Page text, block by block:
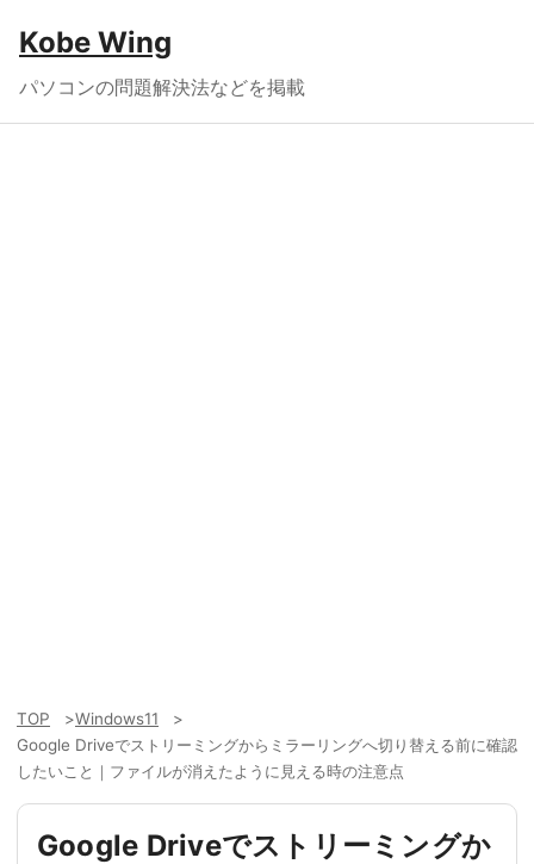
Kobe Wing
パソコンの問題解決法などを掲載
TOP
Windows11
Google Driveでストリーミングからミラーリングへ切り替える前に確認
したいこと｜ファイルが消えたように見える時の注意点
Google Driveでストリーミングか